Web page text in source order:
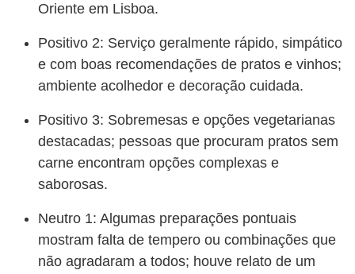
Oriente em Lisboa.
Positivo 2: Serviço geralmente rápido, simpático
e com boas recomendações de pratos e vinhos;
ambiente acolhedor e decoração cuidada.
Positivo 3: Sobremesas e opções vegetarianas
destacadas; pessoas que procuram pratos sem
carne encontram opções complexas e
saborosas.
Neutro 1: Algumas preparações pontuais
mostram falta de tempero ou combinações que
não agradaram a todos; houve relato de um